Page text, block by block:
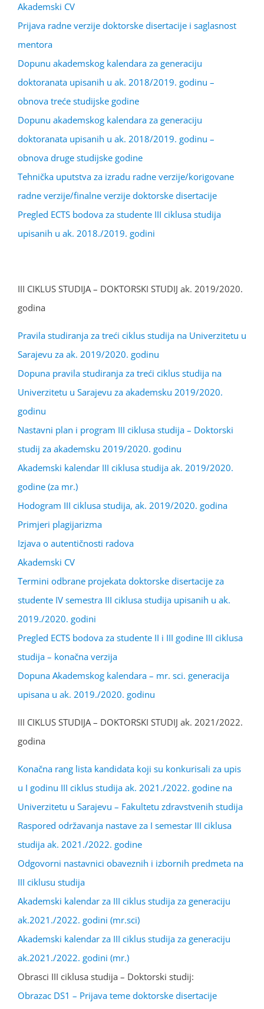
Akademski CV
Prijava radne verzije doktorske disertacije i saglasnost
mentora
Dopunu akademskog kalendara za generaciju
doktoranata upisanih u ak. 2018/2019. godinu –
obnova treće studijske godine
Dopunu akademskog kalendara za generaciju
doktoranata upisanih u ak. 2018/2019. godinu –
obnova druge studijske godine
Tehnička uputstva za izradu radne verzije/korigovane
radne verzije/finalne verzije doktorske disertacije
Pregled ECTS bodova za studente III ciklusa studija
upisanih u ak. 2018./2019. godini
III CIKLUS STUDIJA – DOKTORSKI STUDIJ ak. 2019/2020.
godina
Pravila studiranja za treći ciklus studija na Univerzitetu u
Sarajevu za ak. 2019/2020. godinu
Dopuna pravila studiranja za treći ciklus studija na
Univerzitetu u Sarajevu za akademsku 2019/2020.
godinu
Nastavni plan i program III ciklusa studija – Doktorski
studij za akademsku 2019/2020. godinu
Akademski kalendar III ciklusa studija ak. 2019/2020.
godine (za mr.)
Hodogram III ciklusa studija, ak. 2019/2020. godina
Primjeri plagijarizma
Izjava o autentičnosti radova
Akademski CV
Termini odbrane projekata doktorske disertacije za
studente IV semestra III ciklusa studija upisanih u ak.
2019./2020. godini
Pregled ECTS bodova za studente II i III godine III ciklusa
studija – konačna verzija
Dopuna Akademskog kalendara – mr. sci. generacija
upisana u ak. 2019./2020. godinu
III CIKLUS STUDIJA – DOKTORSKI STUDIJ ak. 2021/2022.
godina
Konačna rang lista kandidata koji su konkurisali za upis
u I godinu III ciklus studija ak. 2021./2022. godine na
Univerzitetu u Sarajevu – Fakultetu zdravstvenih studija
Raspored održavanja nastave za I semestar III ciklusa
studija ak. 2021./2022. godine
Odgovorni nastavnici obaveznih i izbornih predmeta na
III ciklusu studija
Akademski kalendar za III ciklus studija za generaciju
ak.2021./2022. godini (mr.sci)
Akademski kalendar za III ciklus studija za generaciju
ak.2021./2022. godini (mr.)
Obrasci III ciklusa studija – Doktorski studij:
Obrazac DS1 – Prijava teme doktorske disertacije